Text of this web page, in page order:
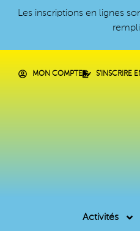
Les inscriptions en lignes
MON COMPTE S'INSCRIRE
Activités